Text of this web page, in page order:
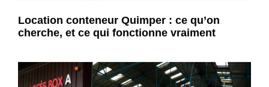
Location conteneur Quimper : ce qu’on
cherche, et ce qui fonctionne vraiment